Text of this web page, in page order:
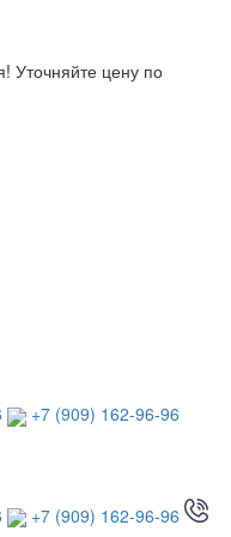
Уточняйте цену по
+7 (909) 162-96-96
+7 (909) 162-96-96